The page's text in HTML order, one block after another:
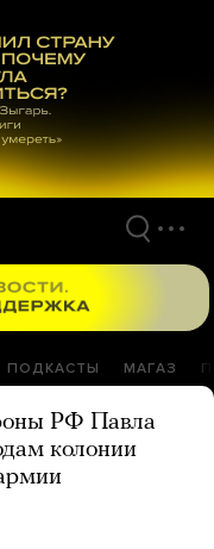
ПОДКАСТЫ МАГАЗ
РФ Павла
колонии